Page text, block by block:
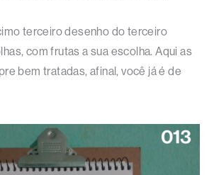
terceiro desenho do terceiro
com frutas a sua escolha. Aqui as
bem tratadas, afinal, você já é de